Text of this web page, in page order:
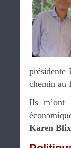
présidente
chemin au
Ils m’ont
Karen